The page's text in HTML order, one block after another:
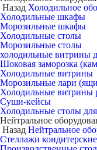
Назад Холодильное
Холодильные шкафы
Морозильные шкафы
Холодильные столы
Морозильные столы
холодильные витрины
Шоковая заморозка
Холодильные витрины
Морозильные лари
Холодильные витрины
Суши-кейсы
Холодильные столы
Нейтральное
Назад Нейтральное
Стеллажи